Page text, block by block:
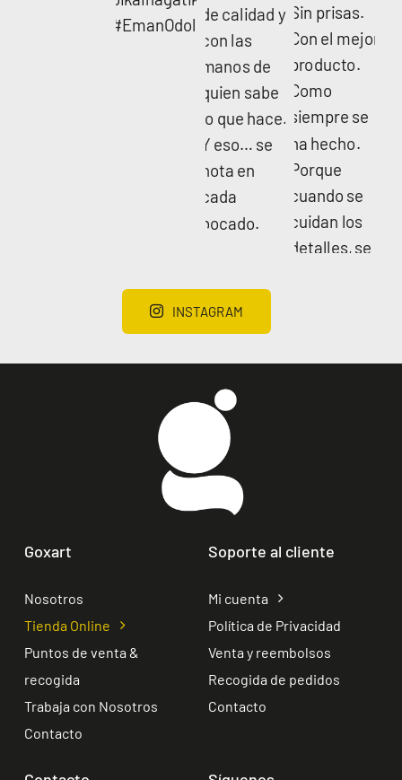
INSTAGRAM
Goxart
Nosotros
Tienda Online
Puntos de venta &
recogida
Trabaja con Nosotros
Contacto
Soporte al cliente
Mi cuenta
Política de Privacidad
Venta y reembolsos
Recogida de pedidos
Contacto